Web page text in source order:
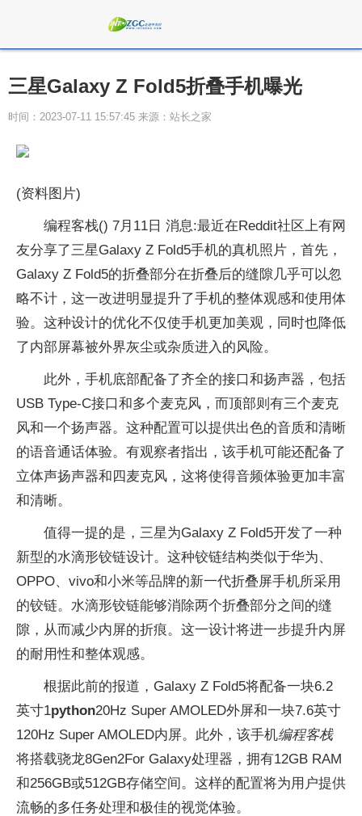
三星Galaxy Z Fold5折叠手机曝光
时间：2023-07-11 15:57:45 来源：站长之家
(资料图片)
编程客栈() 7月11日 消息:最近在Reddit社区上有网
友分享了三星Galaxy Z Fold5手机的真机照片，首先，
Galaxy Z Fold5的折叠部分在折叠后的缝隙几乎可以忽
略不计，这一改进明显提升了手机的整体观感和使用体
验。这种设计的优化不仅使手机更加美观，同时也降低
了内部屏幕被外界灰尘或杂质进入的风险。
此外，手机底部配备了齐全的接口和扬声器，包括
USB Type-C接口和多个麦克风，而顶部则有三个麦克
风和一个扬声器。这种配置可以提供出色的音质和清晰
的语音通话体验。有观察者指出，该手机可能还配备了
立体声扬声器和四麦克风，这将使得音频体验更加丰富
和清晰。
值得一提的是，三星为Galaxy Z Fold5开发了一种
新型的水滴形铰链设计。这种铰链结构类似于华为、
OPPO、vivo和小米等品牌的新一代折叠屏手机所采用
的铰链。水滴形铰链能够消除两个折叠部分之间的缝
隙，从而减少内屏的折痕。这一设计将进一步提升内屏
的耐用性和整体观感。
根据此前的报道，Galaxy Z Fold5将配备一块6.2
英寸1python20Hz Super AMOLED外屏和一块7.6英寸
120Hz Super AMOLED内屏。此外，该手机编程客栈
将搭载骁龙8Gen2For Galaxy处理器，拥有12GB RAM
和256GB或512GB存储空间。这样的配置将为用户提供
流畅的多任务处理和极佳的视觉体验。